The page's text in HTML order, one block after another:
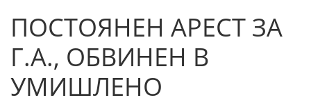
ПОСТОЯНЕН АРЕСТ ЗА
Г.А., ОБВИНЕН В
УМИШЛЕНО